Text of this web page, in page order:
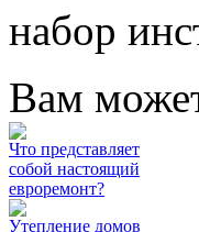
набор
Вам
Что представляет
собой настоящий
евроремонт?
Утепление домов